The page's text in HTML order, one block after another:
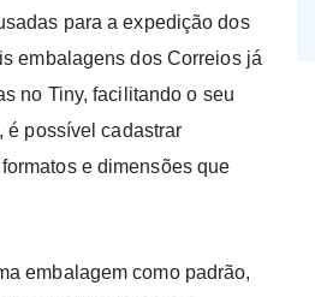
para a expedição dos
embalagens dos Correios já
no Tiny, facilitando o seu
é possível cadastrar
e dimensões que
embalagem como padrão,